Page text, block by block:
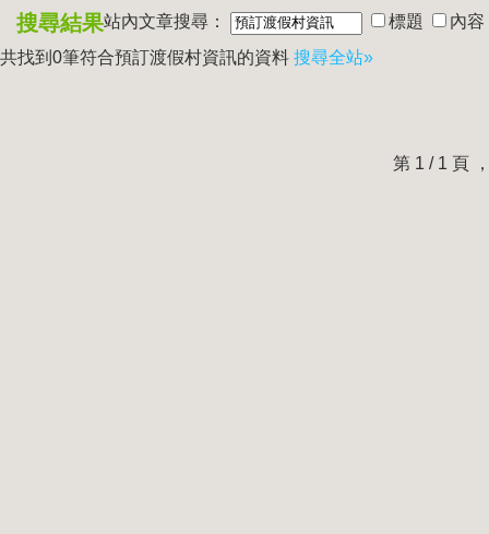
搜尋結果站內文章搜尋： 標題
內容
共找到0筆符合預訂渡假村資訊的資料 搜尋全站»
第 1 / 1